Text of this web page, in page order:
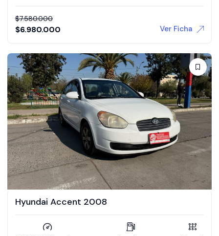
$7.580.000
$6.980.000 Ver Ficha
Hyundai Accent 2008